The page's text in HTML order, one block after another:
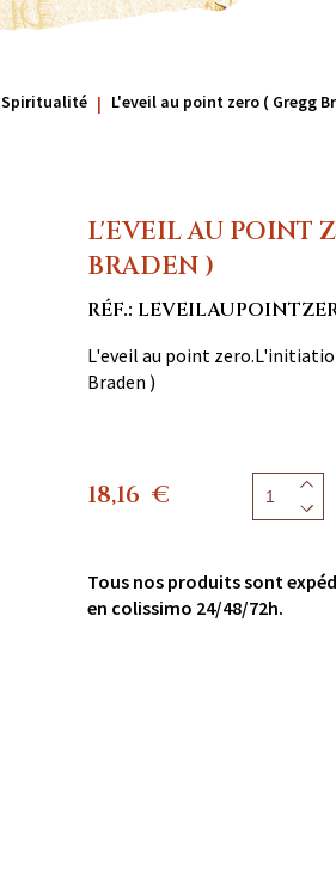
Spiritualité L'eveil au point zero ( Gregg
L'EVEIL AU POINT
BRADEN )
RÉF.:
L'eveil au point
Braden )
18,16 €
Tous nos produits sont
en colissimo 24/48/72h.